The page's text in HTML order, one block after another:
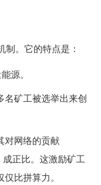
制。它的特点是：
源。
名矿工被选举出来创
对网络的贡献
成正比。这激励矿工
比拼算力。